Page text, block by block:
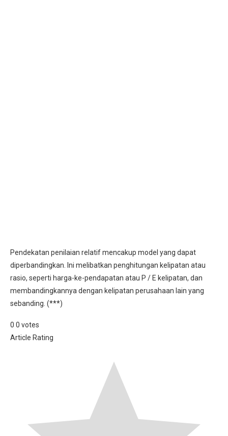
Pendekatan penilaian relatif mencakup model yang dapat
diperbandingkan. Ini melibatkan penghitungan kelipatan atau
rasio, seperti harga-ke-pendapatan atau P / E kelipatan, dan
membandingkannya dengan kelipatan perusahaan lain yang
sebanding. (***)
0 0 votes
Article Rating